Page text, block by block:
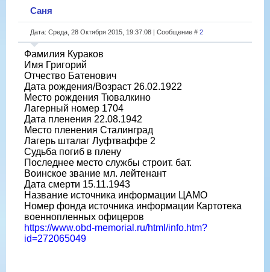
Саня
Дата: Среда, 28 Октября 2015, 19:37:08 | Сообщение # 2
Фамилия Кураков
Имя Григорий
Отчество Батенович
Дата рождения/Возраст 26.02.1922
Место рождения Тювалкино
Лагерный номер 1704
Дата пленения 22.08.1942
Место пленения Сталинград
Лагерь шталаг Луфтваффе 2
Судьба погиб в плену
Последнее место службы строит. бат.
Воинское звание мл. лейтенант
Дата смерти 15.11.1943
Название источника информации ЦАМО
Номер фонда источника информации Картотека
военнопленных офицеров
https://www.obd-memorial.ru/html/info.htm?
id=272065049